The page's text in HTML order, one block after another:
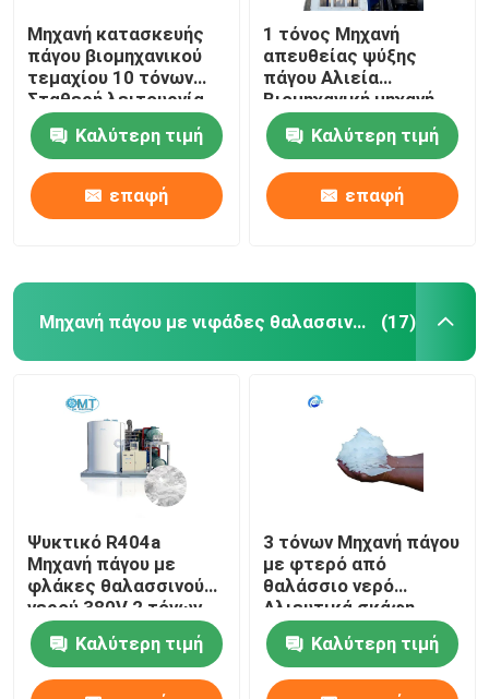
Μηχανή κατασκευής
πάγου βιομηχανικού
τεμαχίου 10 τόνων
Σταθερή λειτουργία
Προσαρμόσιμη
Καλύτερη τιμή
επαφή
1 τόνος Μηχανή
απευθείας ψύξης
πάγου Αλιεία
Βιομηχανική μηχανή
κατασκευής πάγου
Καλύτερη τιμή
επαφή
Μηχανή πάγου με νιφάδες θαλασσινού νερού (17)
Ψυκτικό R404a
Μηχανή πάγου με
φλάκες θαλασσινού
νερού 380V 2 τόνων
Μηχανή πάγου με
φλάκεςΚαλύτερη τιμή
3 τόνων Μηχανή πάγου
με φτερό από
θαλάσσιο νερό
Αλιευτικά σκάφη
Μηχανή κατασκευής
πάγου με φτερό από
θαλάσσιο νερό
Καλύτερη τιμή